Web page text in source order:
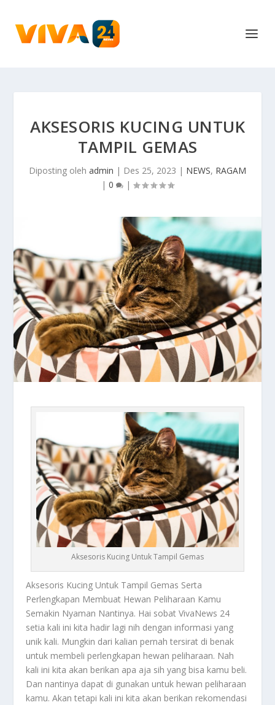
AKSESORIS KUCING UNTUK
TAMPIL GEMAS
Diposting oleh admin | Des 25, 2023 | NEWS, RAGAM
| 0 |
Aksesoris Kucing Untuk Tampil Gemas
Aksesoris Kucing Untuk Tampil Gemas Serta
Perlengkapan Membuat Hewan Peliharaan Kamu
Semakin Nyaman Nantinya. Hai sobat VivaNews 24
setia kali ini kita hadir lagi nih dengan informasi yang
unik kali. Mungkin dari kalian pernah tersirat di benak
untuk membeli perlengkapan hewan peliharaan. Nah
kali ini kita akan berikan apa aja sih yang bisa kamu beli.
Dan nantinya dapat di gunakan untuk hewan peliharaan
kamu. Akan tetapi kali ini kita akan berikan rekomendasi